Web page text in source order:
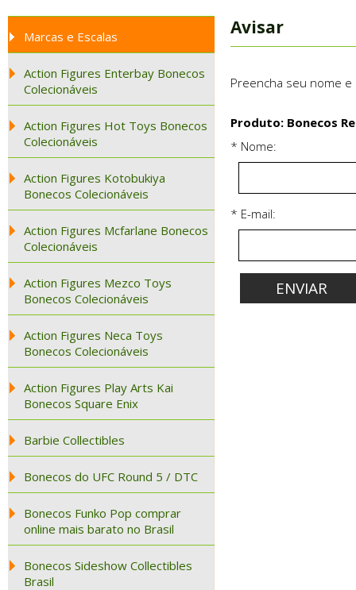
Marcas e Escalas
Action Figures Enterbay Bonecos
Colecionáveis
Action Figures Hot Toys Bonecos
Colecionáveis
Action Figures Kotobukiya
Bonecos Colecionáveis
Action Figures Mcfarlane Bonecos
Colecionáveis
Action Figures Mezco Toys
Bonecos Colecionáveis
Action Figures Neca Toys
Bonecos Colecionáveis
Action Figures Play Arts Kai
Bonecos Square Enix
Barbie Collectibles
Bonecos do UFC Round 5 / DTC
Bonecos Funko Pop comprar
online mais barato no Brasil
Bonecos Sideshow Collectibles
Brasil
Avisar
Preencha seu nome
Produto: Bonecos
* Nome:
* E-mail: